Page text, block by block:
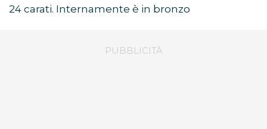
24 carati. Internamente è in bronzo